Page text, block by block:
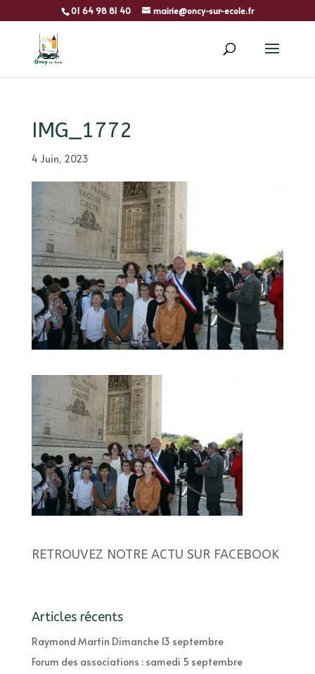
01 64 98 81 40 mairie@oncy-sur-ecole.fr
IMG_1772
4 Juin, 2023
RETROUVEZ NOTRE ACTU SUR FACEBOOK
Articles récents
Raymond Martin Dimanche 13 septembre
Forum des associations : samedi 5 septembre